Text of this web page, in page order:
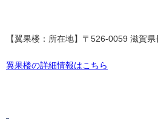
【翼果楼：所在地】〒526-0059 滋賀
翼果楼の詳細情報はこちら